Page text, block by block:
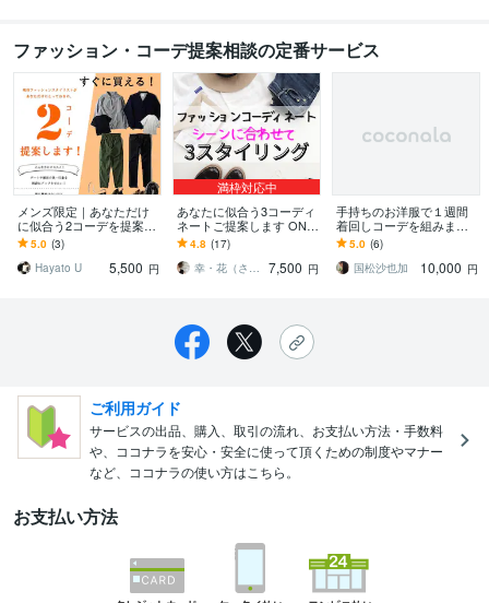
ファッション・コーデ提案相談の定番サービス
メンズ限定｜あなただけ
に似合う2コーデを提案し
ます 女性に話しにくい服
選びの相談をご希望の元
にご提案します！
5.0 (3)
Hayato U
5,500 円
満枠対応中
あなたに似合う3コーディ
ネートご提案します ON/
OFF+α 3コーデご提案と
そのまま購入できるURL
付
4.8 (17)
幸・花（さちはな）
7,500 円
手持ちのお洋服で１週間
着回しコーデを組みます
◆買い足しアイテムでお
気に入りのお洋服をアッ
プデート◆
5.0 (6)
国松沙也加
10,000 円
ご利用ガイド
サービスの出品、購入、取引の流れ、お支払い方法・手数料
や、ココナラを安心・安全に使って頂くための制度やマナー
など、ココナラの使い方はこちら。
お支払い方法